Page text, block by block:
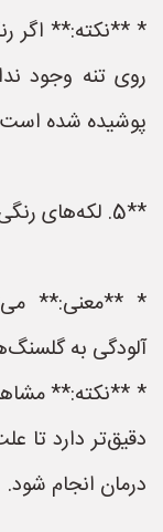
* **نکته:** اگر
روی تنه وجود
پوشیده شده
**5. لکه‌های رنگی (مانند قرمز، نارنجی یا زرد):**
* **معنی:**
آلودگی به
* **نکته:**
دقیق‌تر دارد تا
درمان انجام شود.